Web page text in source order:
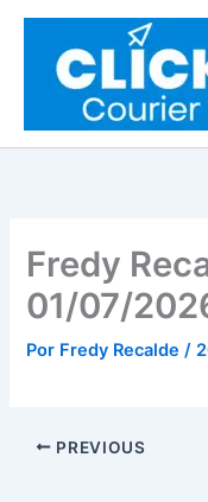
contenido
Fredy
01/07/
Por Fredy Recalde/
PREVIOUS